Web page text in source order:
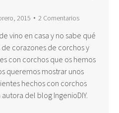
2015 2 Comentarios
vino en casa y no sabe qué
corazones de corchos y
con corchos que os hemos
queremos mostrar unos
hechos con corchos
del blog IngenioDIY.